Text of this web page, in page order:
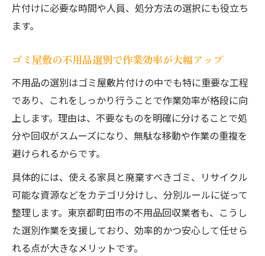
ゴミ屋敷家財整理を短時間で終わらせるコ
進行
大物家具の処分も安心なゴミ屋敷対策法
家財整理業者の選び方とゴミ屋敷対応力の
違い
家財の再利用やリサイクルを意識したゴミ
ゴミ屋敷問題に悩む方へ安心の対策案
ゴミ屋敷問題の根本解決は適切な対策から
東京都町田市で選ばれるゴミ屋敷対応サー
ビス
片付けに必要な時間や人員、処分方法の選択にも役立ち
ます。
ゴミ屋敷の不用品選別で作業効率が大幅アップ
不用品の選別はゴミ屋敷片付けの中でも特に重要な工程
であり、これをしっかり行うことで作業効率が格段に向
上します。理由は、不要なものを明確に分けることで処
分や回収がスムーズになり、無駄な移動や作業の重複を
避けられるからです。
具体的には、使える家具と廃棄すべきゴミ、リサイクル
可能な資源などをカテゴリ分けし、分別ルールに従って
整理します。東京都町田市の不用品回収業者も、こうし
た選別作業を支援しており、効率的かつ安心して任せら
れる点が大きなメリットです。